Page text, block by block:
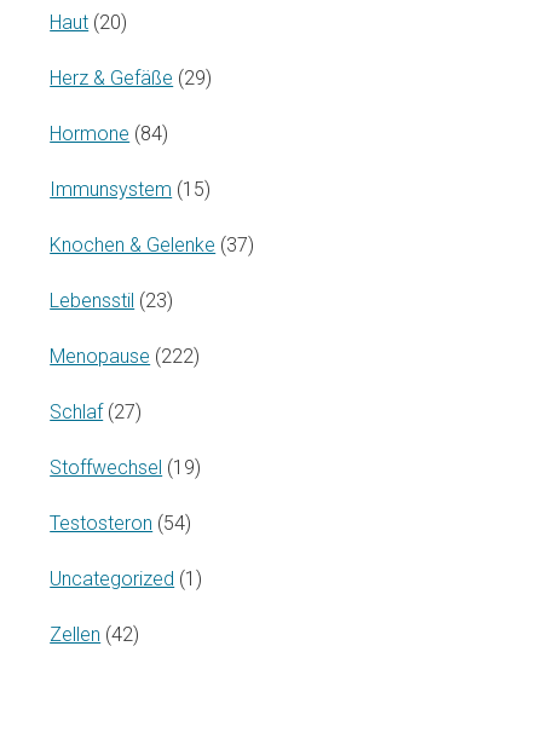
Haut (20)
Herz & Gefäße (29)
Hormone (84)
Immunsystem (15)
Knochen & Gelenke (37)
Lebensstil (23)
Menopause (222)
Schlaf (27)
Stoffwechsel (19)
Testosteron (54)
Uncategorized (1)
Zellen (42)